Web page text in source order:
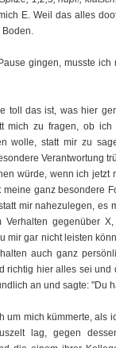
E. Weil das alles
Boden.
gingen, musste
toll das ist, was hier
mich zu fragen, ob
wolle, statt mir zu
Verantwortung
würde, wenn ich jetzt
ganz besondere
mir nahezulegen, es
Verhalten gegenüber
mir gar nicht leisten
auch ganz
richtig hier alles sei und
an und sagte: "Du
um mich kümmerte, als
lag, gegen